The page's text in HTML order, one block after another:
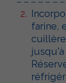
farine,
cuillère